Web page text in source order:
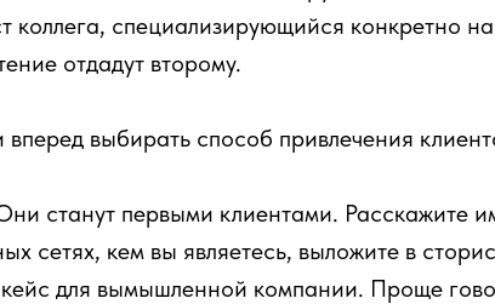
коллега, специализирующийся конкретно
отдадут второму.
выбирать способ привлечения
станут первыми клиентами. Расскажите
сетях, кем вы являетесь, выложите в
кейс для вымышленной компании. Проще